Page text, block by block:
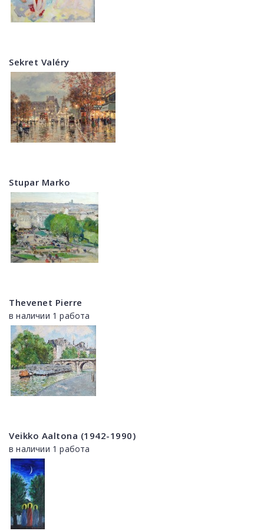
Sekret Valéry
Stupar Marko
Thevenet Pierre
в наличии 1 работа
Veikko Aaltona (1942-1990)
в наличии 1 работа